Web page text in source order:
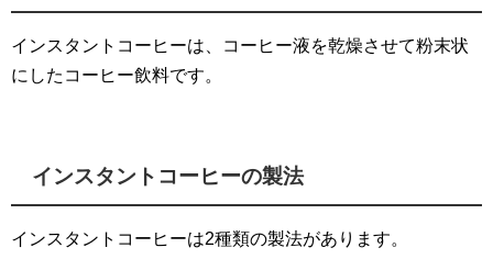
インスタントコーヒーは、コーヒー液を乾燥させて粉末状
にしたコーヒー飲料です。
インスタントコーヒーの製法
インスタントコーヒーは2種類の製法があります。